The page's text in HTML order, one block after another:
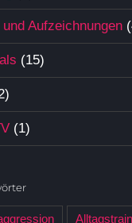
Aufzeichnungen
(15)
(1)